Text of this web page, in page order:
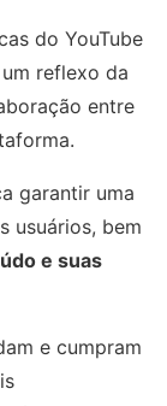
do YouTube
reflexo da
entre
garantir uma
usuários, bem
e suas
e cumpram